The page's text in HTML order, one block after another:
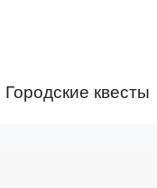
Городские квесты